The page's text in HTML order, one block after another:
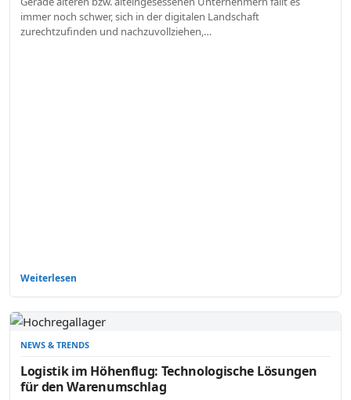
immer noch schwer, sich in der digitalen Landschaft
zurechtzufinden und nachzuvollziehen,…
Weiterlesen
NEWS & TRENDS
Logistik im Höhenflug: Technologische Lösungen
für den Warenumschlag